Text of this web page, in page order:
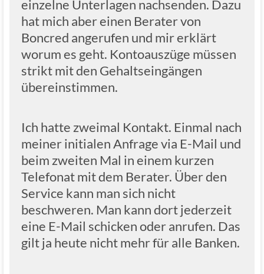
einzelne Unterlagen nachsenden. Dazu
hat mich aber einen Berater von
Boncred angerufen und mir erklärt
worum es geht. Kontoauszüge müssen
strikt mit den Gehaltseingängen
übereinstimmen.
Ich hatte zweimal Kontakt. Einmal nach
meiner initialen Anfrage via E-Mail und
beim zweiten Mal in einem kurzen
Telefonat mit dem Berater. Über den
Service kann man sich nicht
beschweren. Man kann dort jederzeit
eine E-Mail schicken oder anrufen. Das
gilt ja heute nicht mehr für alle Banken.